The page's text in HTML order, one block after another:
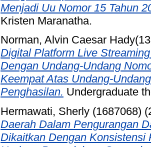
Menjadi Uu Nomor 15 Tahun
Kristen Maranatha.
Norman, Alvin Caesar
Digital Platform Live
Dengan Undang-Undang
Keempat Atas Undang-
Penghasilan. Undergraduate
Hermawati, Sherly (1687068)
Daerah Dalam Pengurangan
Dikaitkan Dengan Konsistensi